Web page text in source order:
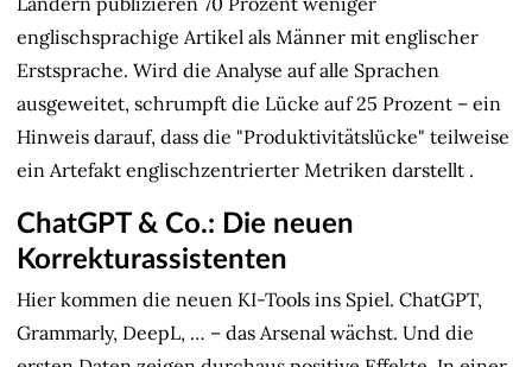
englischsprachige Artikel als Männer mit englischer
Erstsprache. Wird die Analyse auf alle Sprachen
ausgeweitet, schrumpft die Lücke auf 25 Prozent – ein
Hinweis darauf, dass die "Produktivitätslücke" teilweise
ein Artefakt englischzentrierter Metriken darstellt .
ChatGPT & Co.: Die neuen
Korrekturassistenten
Hier kommen die neuen KI-Tools ins Spiel. ChatGPT,
Grammarly, DeepL, … – das Arsenal wächst. Und die